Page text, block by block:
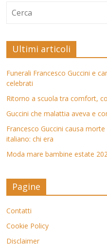
Ultimi articoli
Funerali Francesco Guccini e
celebrati
Ritorno a scuola tra comfort,
Guccini che malattia aveva e
Francesco Guccini causa
italiano: chi era
Moda mare bambine estate
Pagine
Contatti
Cookie Policy
Disclaimer